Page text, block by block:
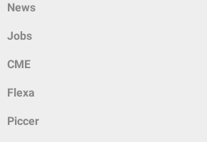
News
Jobs
CME
Flexa
Piccer